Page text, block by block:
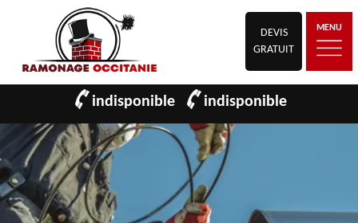
DEVIS
GRATUIT
MENU
indisponible indisponible